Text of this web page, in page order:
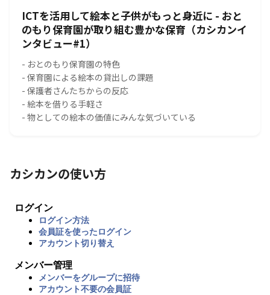
ICTを活用して絵本と子供がもっと身近に - おと
のもり保育園が取り組む豊かな保育（カシカンイ
ンタビュー#1）
- おとのもり保育園の特色
- 保育園による絵本の貸出しの課題
- 保護者さんたちからの反応
- 絵本を借りる手軽さ
- 物としての絵本の価値にみんな気づいている
カシカンの使い方
ログイン
ログイン方法
会員証を使ったログイン
アカウント切り替え
メンバー管理
メンバーをグループに招待
アカウント不要の会員証